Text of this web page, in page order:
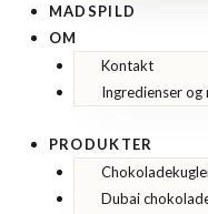
MADSPILD
OM
Kontakt
Ingredienser
PRODUKTER
Dubai